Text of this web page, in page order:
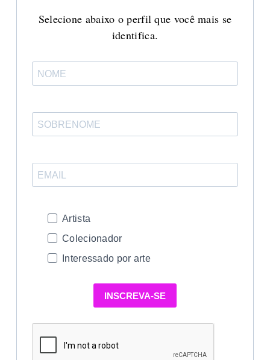
Selecione abaixo o perfil que você mais se
identifica.
Artista
Colecionador
Interessado por arte
INSCREVA-SE